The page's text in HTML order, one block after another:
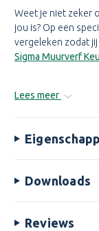
Weet je niet zeker
jou is? Op een
vergeleken zodat
Sigma Muurverf
Lees meer
Downloads
Reviews